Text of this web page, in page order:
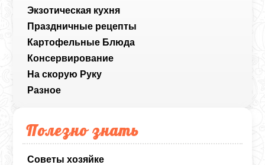
Экзотическая кухня
Праздничные рецепты
Картофельные Блюда
Консервирование
На скорую Руку
Разное
Полезно знать
Советы хозяйке